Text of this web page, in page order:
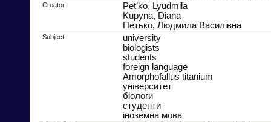
Creator
Pet’ko, Lyudmila
Kupyna, Diana
Петько, Людмила Василівна
Subject
university
biologists
students
foreign language
Amorphofallus titanium
університет
біологи
студенти
іноземна мова